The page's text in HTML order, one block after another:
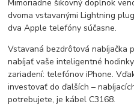
Mimoriadne šikovný doplnok
dvoma vstavanými Lightning
dva Apple telefóny súčasne.
Vstavaná bezdrôtová nabíjačka
nabíjať vaše inteligentné
zariadení: telefónov iPhone.
investovať do ďalších –
potrebujete, je kábel C3168.